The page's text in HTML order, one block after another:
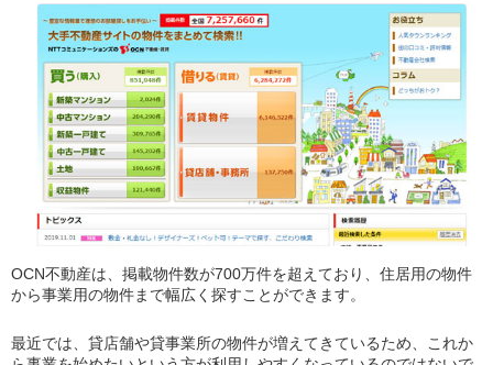
OCN不動産は、掲載物件数が700万件を超えており、住居用の物件
から事業用の物件まで幅広く探すことができます。
最近では、貸店舗や貸事業所の物件が増えてきているため、これか